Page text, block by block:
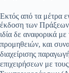
Εκτός από τα μέτρα
έκδοση των Πράξεων
ιδία δε αναφορικά
προμηθειών, και
διαχείρισης
επιχειρήσεων με